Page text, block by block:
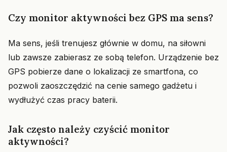
Czy monitor aktywności bez GPS ma sens?
Ma sens, jeśli trenujesz głównie w domu, na siłowni
lub zawsze zabierasz ze sobą telefon. Urządzenie bez
GPS pobierze dane o lokalizacji ze smartfona, co
pozwoli zaoszczędzić na cenie samego gadżetu i
wydłużyć czas pracy baterii.
Jak często należy czyścić monitor
aktywności?